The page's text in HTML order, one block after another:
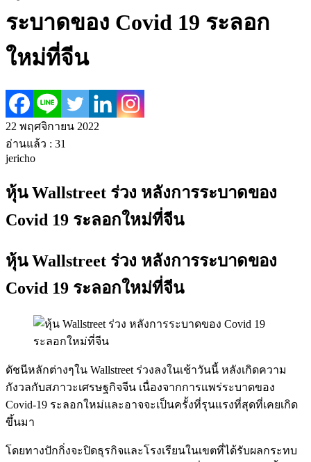
ระบาดของ Covid 19 ระลอก
ใหม่ที่จีน
22 พฤศจิกายน 2022
อ่านแล้ว : 31
jericho
หุ้น Wallstreet ร่วง หลังการระบาดของ
Covid 19 ระลอกใหม่ที่จีน
หุ้น Wallstreet ร่วง หลังการระบาดของ
Covid 19 ระลอกใหม่ที่จีน
ดัชนีหลักต่างๆใน Wallstreet ร่วงลงในเช้าวันนี้ หลังเกิดความ
กังวลกับสภาวะเศรษฐกิจจีน เนื่องจากการเเพร่ระบาดของ
Covid-19 ระลอกใหม่เเละอาจจะเป็นครั้งที่รุนเเรงที่สุดที่เคยเกิด
ขึ้นมา
โดยทางปักกิ่งจะปิดธุรกิจและโรงเรียนในเขตที่ได้รับผลกระทบ